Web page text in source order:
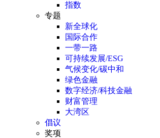
指数
专题
新全球化
国际合作
一带一路
可持续发展/ESG
气候变化/碳中和
绿色金融
数字经济/科技金融
财富管理
大湾区
倡议
奖项